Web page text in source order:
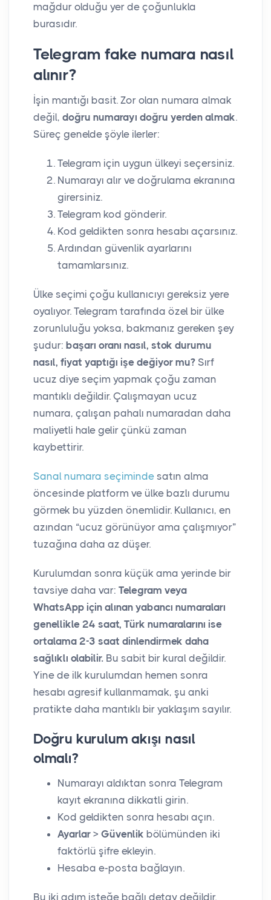
mağdur olduğu yer de çoğunlukla
burasıdır.
Telegram fake numara nasıl
alınır?
İşin mantığı basit. Zor olan numara almak
değil, doğru numarayı doğru yerden almak.
Süreç genelde şöyle ilerler:
Telegram için uygun ülkeyi seçersiniz.
Numarayı alır ve doğrulama ekranına
girersiniz.
Telegram kod gönderir.
Kod geldikten sonra hesabı açarsınız.
Ardından güvenlik ayarlarını
tamamlarsınız.
Ülke seçimi çoğu kullanıcıyı gereksiz yere
oyalıyor. Telegram tarafında özel bir ülke
zorunluluğu yoksa, bakmanız gereken şey
şudur: başarı oranı nasıl, stok durumu
nasıl, fiyat yaptığı işe değiyor mu? Sırf
ucuz diye seçim yapmak çoğu zaman
mantıklı değildir. Çalışmayan ucuz
numara, çalışan pahalı numaradan daha
maliyetli hale gelir çünkü zaman
kaybettirir.
Sanal numara seçiminde satın alma
öncesinde platform ve ülke bazlı durumu
görmek bu yüzden önemlidir. Kullanıcı, en
azından “ucuz görünüyor ama çalışmıyor”
tuzağına daha az düşer.
Kurulumdan sonra küçük ama yerinde bir
tavsiye daha var: Telegram veya
WhatsApp için alınan yabancı numaraları
genellikle 24 saat, Türk numaralarını ise
ortalama 2-3 saat dinlendirmek daha
sağlıklı olabilir. Bu sabit bir kural değildir.
Yine de ilk kurulumdan hemen sonra
hesabı agresif kullanmamak, şu anki
pratikte daha mantıklı bir yaklaşım sayılır.
Doğru kurulum akışı nasıl
olmalı?
Numarayı aldıktan sonra Telegram
kayıt ekranına dikkatli girin.
Kod geldikten sonra hesabı açın.
Ayarlar > Güvenlik bölümünden iki
faktörlü şifre ekleyin.
Hesaba e-posta bağlayın.
Bu iki adım isteğe bağlı detay değildir.